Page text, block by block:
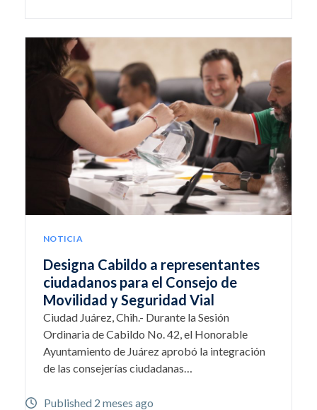
NOTICIA
Designa Cabildo a representantes
ciudadanos para el Consejo de
Movilidad y Seguridad Vial
Ciudad Juárez, Chih.- Durante la Sesión
Ordinaria de Cabildo No. 42, el Honorable
Ayuntamiento de Juárez aprobó la integración
de las consejerías ciudadanas…
Published 2 meses ago